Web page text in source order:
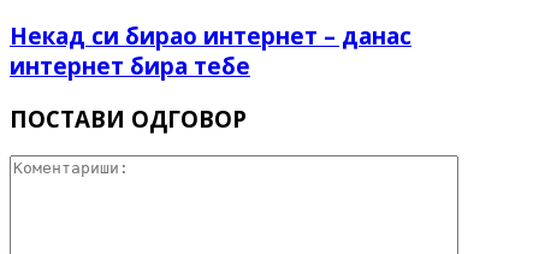
Некад си бирао интернет – данас
интернет бира тебе
ПОСТАВИ ОДГОВОР